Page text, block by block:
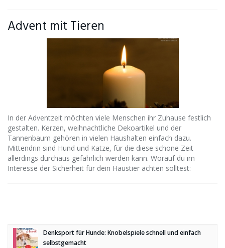
Advent mit Tieren
In der Adventzeit möchten viele Menschen ihr Zuhause festlich
gestalten. Kerzen, weihnachtliche Dekoartikel und der
Tannenbaum gehören in vielen Haushalten einfach dazu.
Mittendrin sind Hund und Katze, für die diese schöne Zeit
allerdings durchaus gefährlich werden kann. Worauf du im
Interesse der Sicherheit für dein Haustier achten solltest:
Denksport für Hunde: Knobelspiele schnell und einfach
selbstgemacht